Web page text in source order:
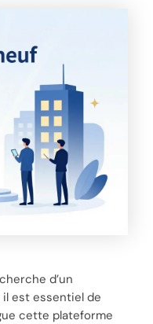
d’un
il est essentiel de
cette plateforme